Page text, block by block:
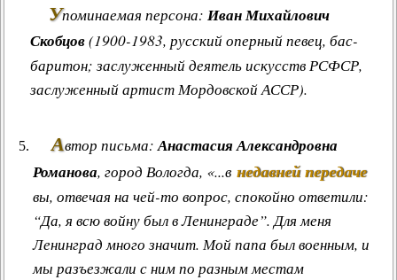
Упоминаемая персона: Иван Михайлович
Скобцов(1900-1983, русский оперный певец, бас-
баритон; заслуженный деятель искусств РСФСР,
заслуженный артист Мордовской АССР).
Автор письма:Анастасия Александровна
Романова, город Вологда, «...в недавней передаче
вы, отвечая на чей-то вопрос, спокойно ответили:
“Да, я всю войну был в Ленинграде”. Для меня
Ленинград много значит. Мой папа был военным, и
мы разъезжали с ним по разным местам